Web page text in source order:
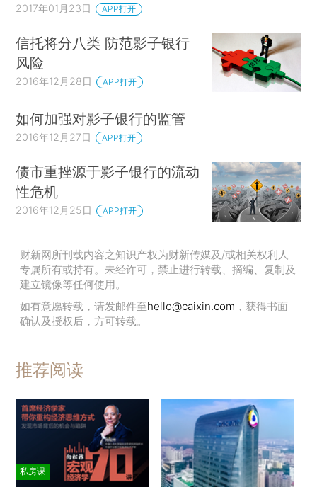
2017年01月23日 APP打开
信托将分八类 防范影子银行
风险
2016年12月28日 APP打开
如何加强对影子银行的监管
2016年12月27日 APP打开
债市重挫源于影子银行的流动
性危机
2016年12月25日 APP打开
财新网所刊载内容之知识产权为财新传媒及/或相关权利人
专属所有或持有。未经许可，禁止进行转载、摘编、复制及
建立镜像等任何使用。
如有意愿转载，请发邮件至hello@caixin.com ，获得书面
确认及授权后，方可转载。
推荐阅读
私房课